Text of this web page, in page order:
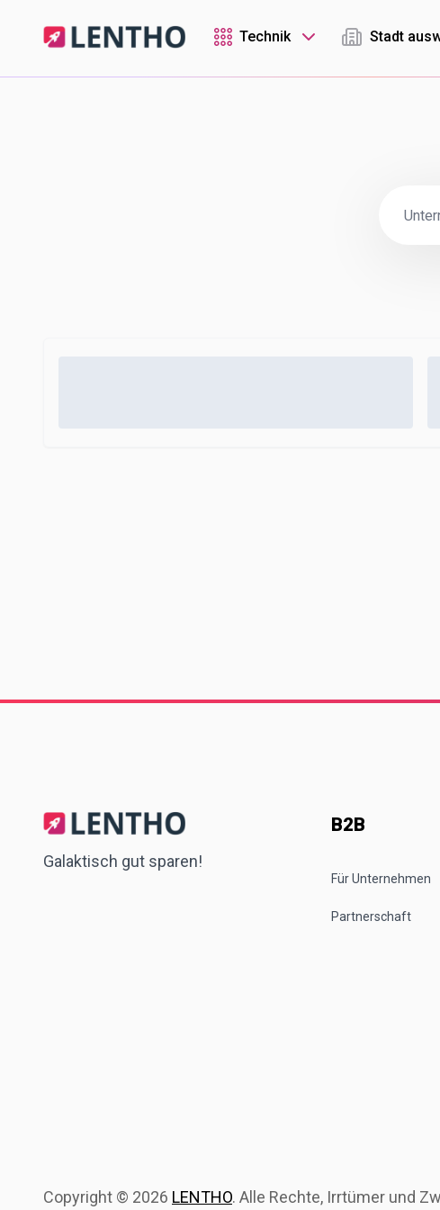
Technik Stadt
Galaktisch gut sparen!
B2B
Für Unternehmen
Partnerschaft
Copyright © 2026 LENTHO. Alle Rechte, Irrtümer und